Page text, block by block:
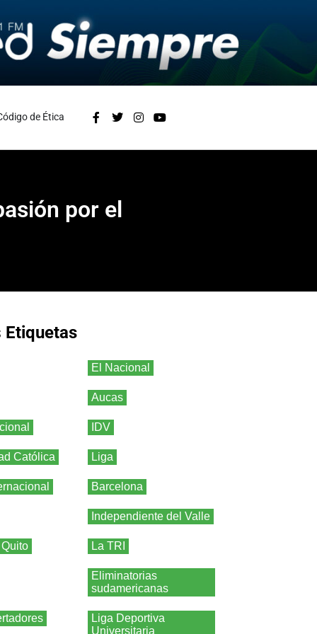
de Ética
por el
Etiquetas
El Nacional
Aucas
IDV
Católica Liga
Barcelona
Independiente del Valle
La TRI
Eliminatorias
sudamericanas
Liga Deportiva
Universitaria